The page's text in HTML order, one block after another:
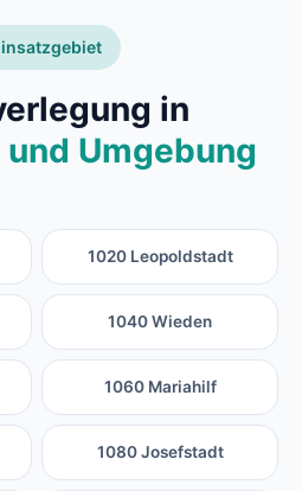
in
Umgebung
1020 Leopoldstadt
1040 Wieden
1060 Mariahilf
1080 Josefstadt